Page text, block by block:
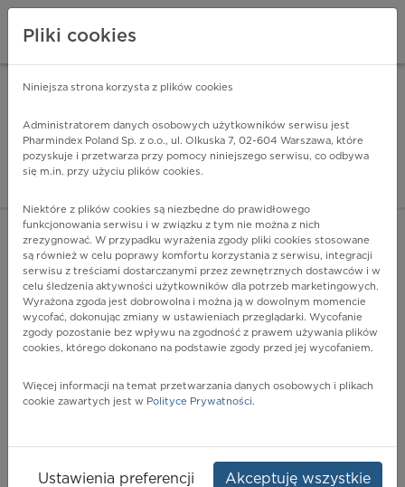
Pharmindex - lider
ZALOGUJ SIĘ
POKAŻ FILTRY
Pharmindex
Pliki cookies
Niniejsza strona korzysta z plików cookies
Administratorem danych osobowych użytkowników serwisu jest
Pharmindex Poland Sp. z o.o., ul. Olkuska 7, 02-604 Warszawa, które
pozyskuje i przetwarza przy pomocy niniejszego serwisu, co odbywa
się m.in. przy użyciu plików cookies.
Niektóre z plików cookies są niezbędne do prawidłowego
funkcjonowania serwisu i w związku z tym nie można z nich
zrezygnować. W przypadku wyrażenia zgody pliki cookies stosowane
są również w celu poprawy komfortu korzystania z serwisu, integracji
serwisu z treściami dostarczanymi przez zewnętrznych dostawców i w
celu śledzenia aktywności użytkowników dla potrzeb marketingowych.
Wyrażona zgoda jest dobrowolna i można ją w dowolnym momencie
wycofać, dokonując zmiany w ustawieniach przeglądarki. Wycofanie
zgody pozostanie bez wpływu na zgodność z prawem używania plików
cookies, którego dokonano na podstawie zgody przed jej wycofaniem.
Więcej informacji na temat przetwarzania danych osobowych i plikach
cookie zawartych jest w Polityce Prywatności.
Ustawienia preferencji Akceptuję wszystkie
ZA DARMO - w Google Play INSTALUJ